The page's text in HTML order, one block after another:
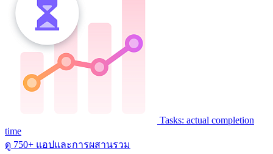
Tasks: actual completion
time
ดู 750+ แอปและการผสานรวม